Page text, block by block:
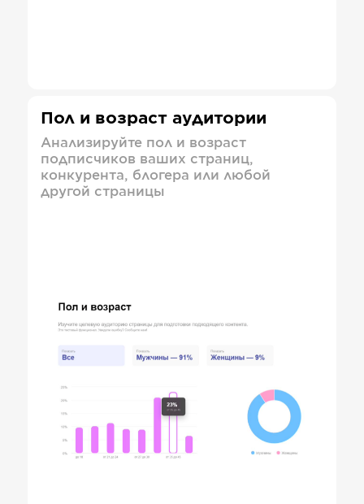
Пол и возраст аудитории
Анализируйте пол и возраст
подписчиков ваших страниц,
конкурента, блогера или любой
другой страницы